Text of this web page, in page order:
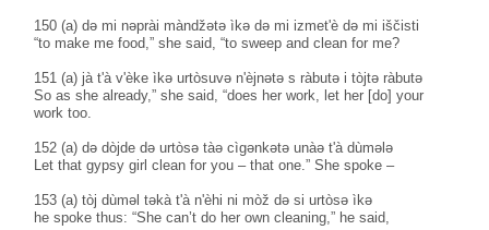
150 (a) də mi nəprài màndžətə ìkə də mi izmet'è də mi iščisti
“to make me food,” she said, “to sweep and clean for me?
151 (a) jà t'à v'èke ìkə urtòsuvə n'èjnətə s ràbutə i tòjtə ràbutə
So as she already,” she said, “does her work, let her [do] your
work too.
152 (a) də dòjde də urtòsə tàə cìgənkətə unàə t'à dùmələ
Let that gypsy girl clean for you – that one.” She spoke –
153 (a) tòj dùməl təkà t'à n'èhi ni mòž də si urtòsə ìkə
he spoke thus: “She can’t do her own cleaning,” he said,